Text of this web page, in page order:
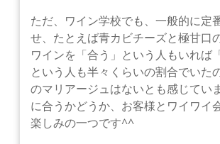
ただ、ワイン学校でも、一般的に定
せ、たとえば青カビチーズと極甘口
ワインを「合う」という人もいれば
という人も半々くらいの割合でいた
のマリアージュはないとも感じてい
に合うかどうか、お客様とワイワイ
楽しみの一つです^^